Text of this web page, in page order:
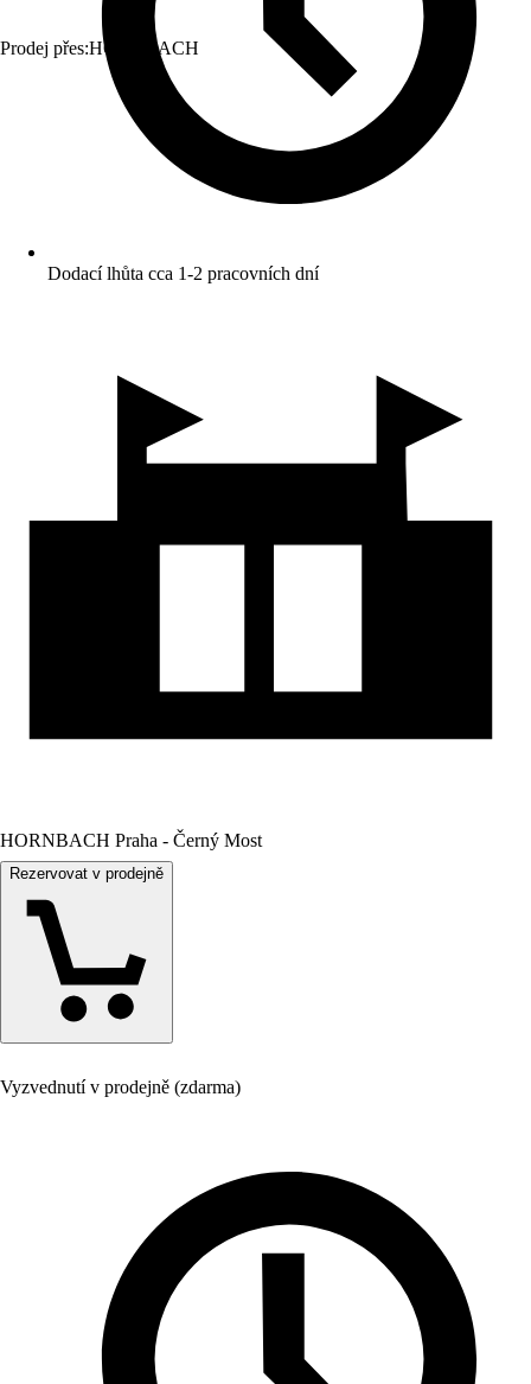
Prodej přes:HORNBACH
Dodací lhůta cca 1-2 pracovních dní
HORNBACH Praha - Černý Most
Rezervovat v prodejně
Vyzvednutí v prodejně (zdarma)